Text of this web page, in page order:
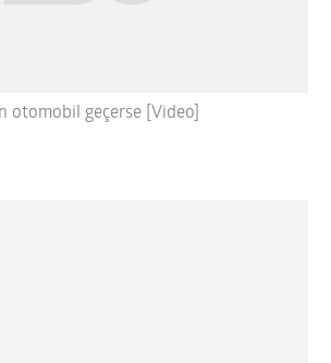
otomobil geçerse [Video]